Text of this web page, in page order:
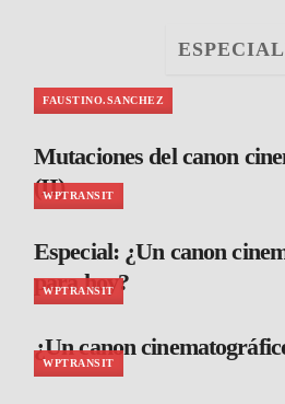
FAUSTINO.SANCHEZ
Mutaciones del canon
(II)
WPTRANSIT
Especial: ¿Un canon
para hoy?
WPTRANSIT
¿Un canon
WPTRANSIT